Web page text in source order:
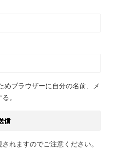
めブラウザーに自分の名前、メ
。
れますのでご注意ください。